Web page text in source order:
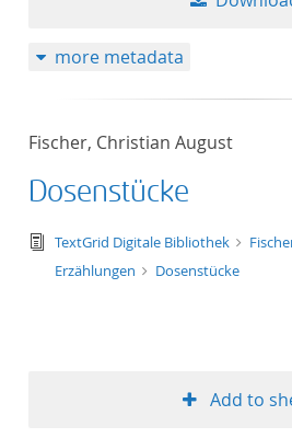
more metadata
Fischer, Christian August
Dosenstücke
text/
TextGrid Digitale Bibliothek
Erzählungen
Dosenstücke
Add to